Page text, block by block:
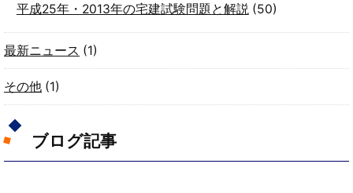
平成25年・2013年の宅建試験問題と解説(50)
最新ニュース (1)
その他 (1)
ブログ記事